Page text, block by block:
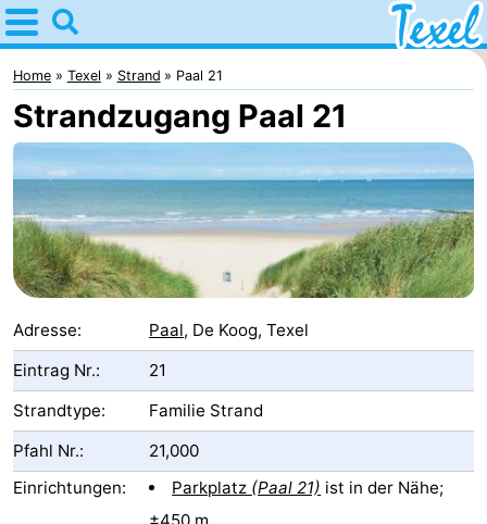
Home
Texel
Tipps
Für
kindern
Dorfer
-
Burg
Den
Hoorn
-
De
Cocksdorp
-
De
Home Texel Strand Paal 21
Strandzugang Paal 21
Adresse: Paal, De Koog, Texel
Eintrag Nr.:
21
Strandtype:
Familie Strand
Pfahl Nr.:
21,000
Einrichtungen:
Parkplatz (Paal 21) ist in der Nähe;